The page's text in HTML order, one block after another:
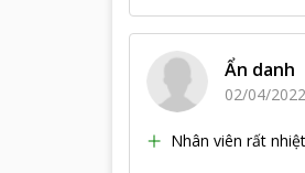
Ẩn danh
02/04/2022
Nhân viên rất